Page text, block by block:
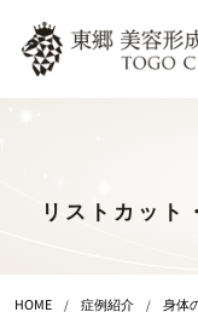
リストカット
HOME 症例紹介 身体